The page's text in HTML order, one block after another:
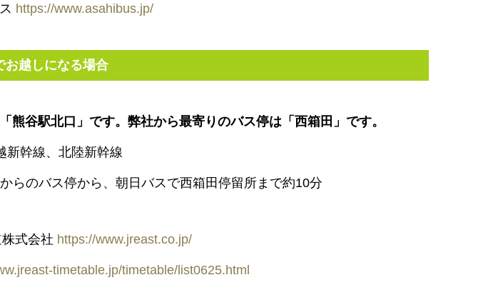
https://www.asahibus.jp/
お越しになる場合
谷駅北口」です。弊社から最寄りのバス停は「西箱田」です。
新幹線、北陸新幹線
らのバス停から、朝日バスで西箱田停留所まで約10分
式会社 https://www.jreast.co.jp/
timetable.jp/timetable/list0625.html